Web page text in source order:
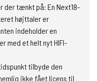
der tænkt på: En Next18-
højttaler er
indeholder en
med et helt nyt HIFI-
tilbyde den
ikke fået licens til